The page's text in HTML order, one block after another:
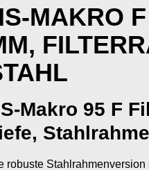
MAKRO
Makro 95 F
robuste